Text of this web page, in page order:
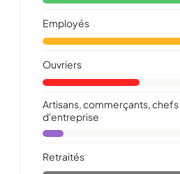
Employés
Ouvriers
Artisans, commerçants, chefs
d'entreprise
Retraités